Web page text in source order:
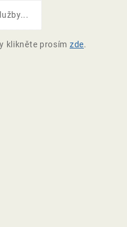
klikněte prosím zde.